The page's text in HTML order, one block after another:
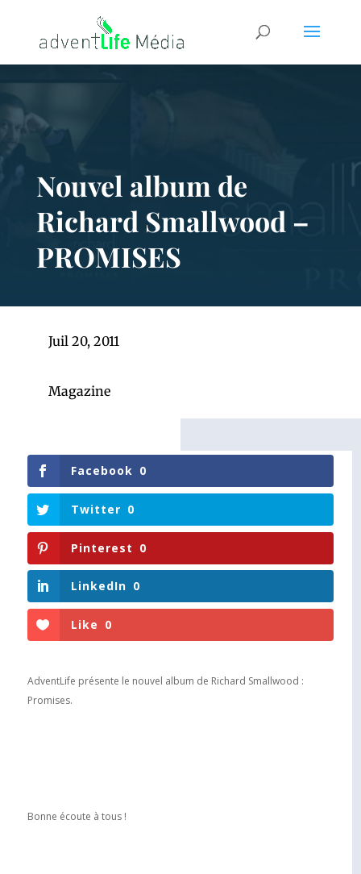
Nouvel album de
Richard Smallwood –
PROMISES
Juil 20, 2011
Magazine
Facebook 0
Twitter 0
Pinterest 0
LinkedIn 0
Like 0
AdventLife présente le nouvel album de Richard Smallwood :
Promises.
Bonne écoute à tous !